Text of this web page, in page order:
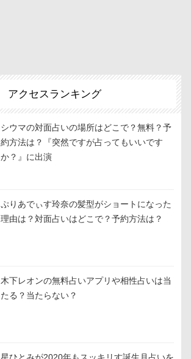
アクセスランキング
シウマの対面占いの場所はどこで？無料？予
約方法は？『突然ですが占ってもいいです
か？』に出演
ぷりあでぃす玲奈の髪型がショートになった
理由は？対面占いはどこで？予約方法は？
木下レオンの無料占いアプリや相性占いは当
たる？当たらない？